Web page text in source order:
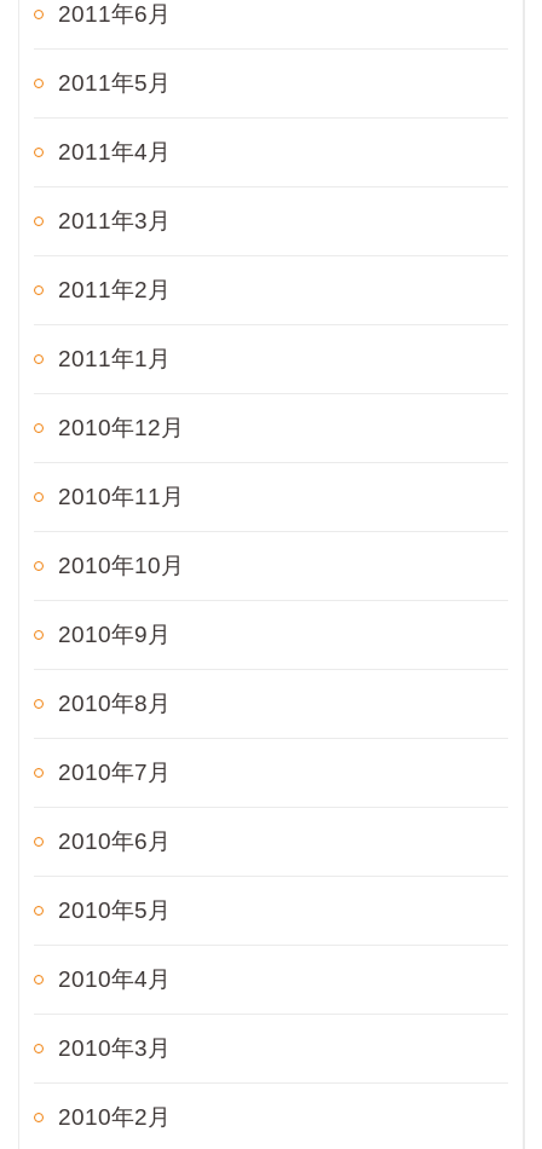
2011年6月
2011年5月
2011年4月
2011年3月
2011年2月
2011年1月
2010年12月
2010年11月
2010年10月
2010年9月
2010年8月
2010年7月
2010年6月
2010年5月
2010年4月
2010年3月
2010年2月